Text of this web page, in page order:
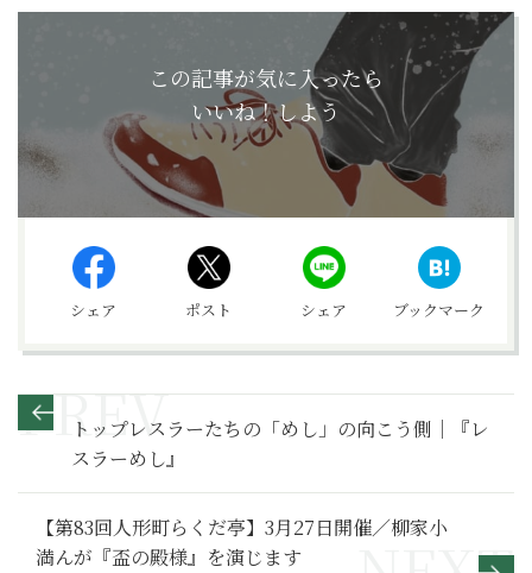
この記事が気に入ったら
いいね！しよう
シェア ポスト シェア ブックマーク
トップレスラーたちの「めし」の向こう側｜『レ
スラーめし』
【第83回人形町らくだ亭】3月27日開催／柳家小
満んが『盃の殿様』を演じます